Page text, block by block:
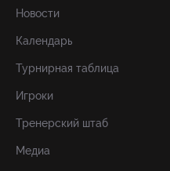
Новости
Календарь
Турнирная таблица
Игроки
Тренерский штаб
Медиа